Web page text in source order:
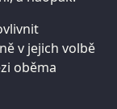
v jejich volbě
oběma